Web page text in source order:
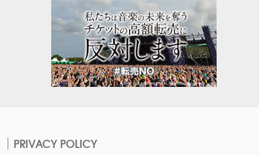
PRIVACY POLICY